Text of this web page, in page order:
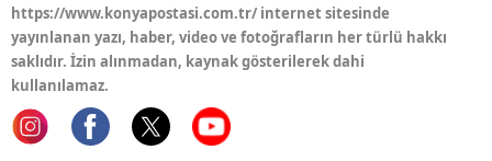
Zonguldak
Aksaray
https://www.konyapostasi.com.tr/ internet sitesinde
yayınlanan yazı, haber, video ve fotoğrafların her türlü hakkı
saklıdır. İzin alınmadan, kaynak gösterilerek dahi
kullanılamaz.